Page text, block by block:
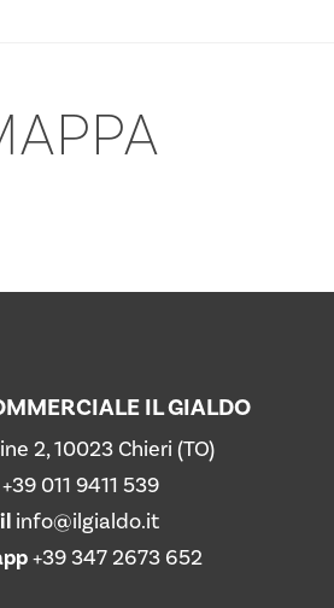
IL GIALDO
2, 10023 Chieri (TO)
+39 011 9411 539
info@ilgialdo.it
+39 347 2673 652